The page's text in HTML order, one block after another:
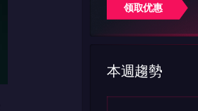
领取优惠
本週趨勢